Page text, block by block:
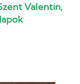
Valentin,